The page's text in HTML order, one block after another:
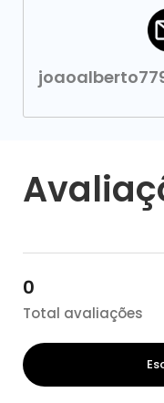
0
Total avaliações